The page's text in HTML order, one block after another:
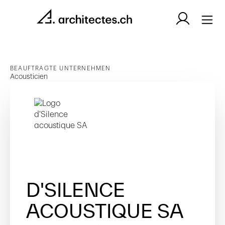
BEAUFTRAGTE UNTERNEHMEN
Acousticien
D'SILENCE
ACOUSTIQUE SA